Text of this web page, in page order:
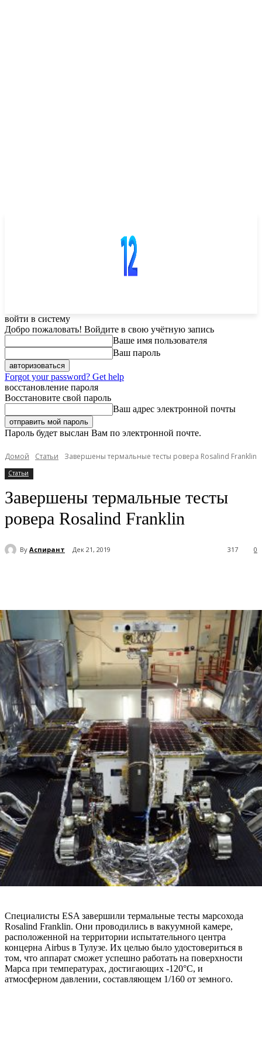
войти в систему
Добро пожаловать! Войдите в свою учётную запись
Ваше имя пользователя
Ваш пароль
Forgot your password? Get help
восстановление пароля
Восстановите свой пароль
Ваш адрес электронной почты
Пароль будет выслан Вам по электронной почте.
Домой Статьи Завершены термальные тесты ровера Rosalind Franklin
Статьи
Завершены термальные тесты
ровера Rosalind Franklin
By Аспирант Дек 21, 2019 0
317
Специалисты ESA завершили термальные тесты марсохода
Rosalind Franklin. Они проводились в вакуумной камере,
расположенной на территории испытательного центра
концерна Airbus в Тулузе. Их целью было удостовериться в
том, что аппарат сможет успешно работать на поверхности
Марса при температурах, достигающих -120°C, и
атмосферном давлении, составляющем 1/160 от земного.